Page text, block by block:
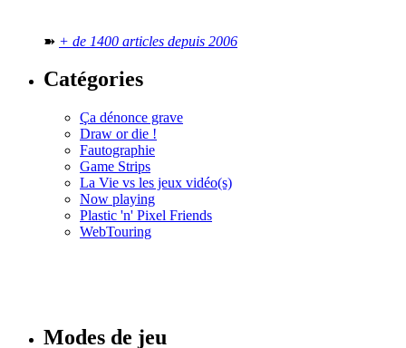
➽ + de 1400 articles depuis 2006
Catégories
Ça dénonce grave
Draw or die !
Fautographie
Game Strips
La Vie vs les jeux vidéo(s)
Now playing
Plastic 'n' Pixel Friends
WebTouring
Modes de jeu